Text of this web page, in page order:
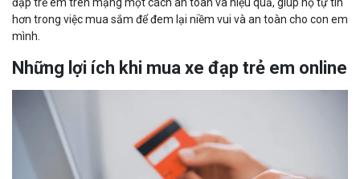
hơn trong việc mua sắm để đem lại niềm vui và an toàn cho con em
mình.
Những lợi ích khi mua xe đạp trẻ em online